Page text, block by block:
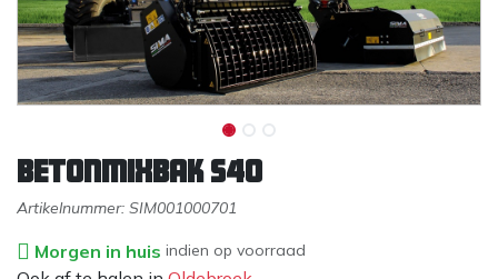
Betonmixbak S40
Artikelnummer: SIM001000701
Morgen in huis indien op voorraad